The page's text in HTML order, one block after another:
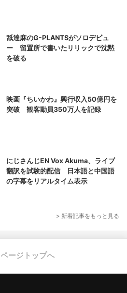
舐達麻のG-PLANTSがソロデビュ
ー 留置所で書いたリリックで沈黙
を破る
映画『ちいかわ』興行収入50億円を
突破 観客動員350万人を記録
にじさんじEN Vox Akuma、ライブ
翻訳を試験的配信 日本語と中国語
の字幕をリアルタイム表示
> 新着記事をもっと見る
ページトップへ